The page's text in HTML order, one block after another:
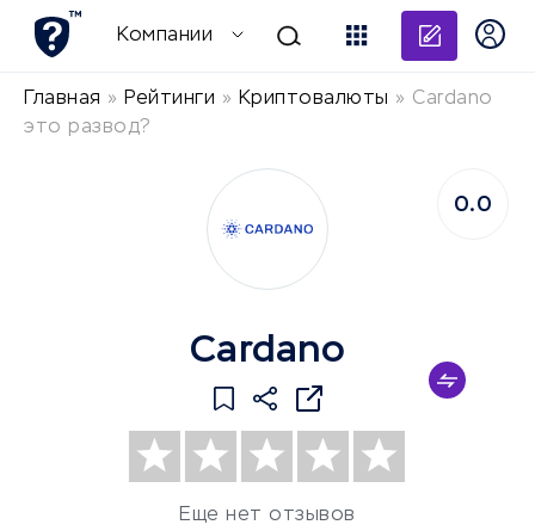
Компании
Главная » Рейтинги » Криптовалюты » Cardano
это развод?
Cardano
Еще нет отзывов
0.0